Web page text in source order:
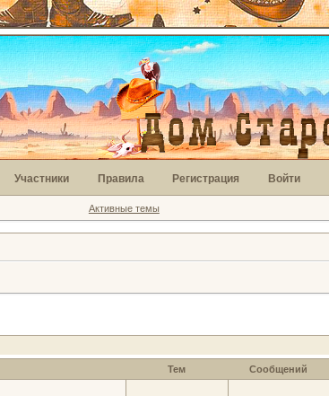
Участники Правила Регистрация Войти
Активные темы
Тем Сообщений